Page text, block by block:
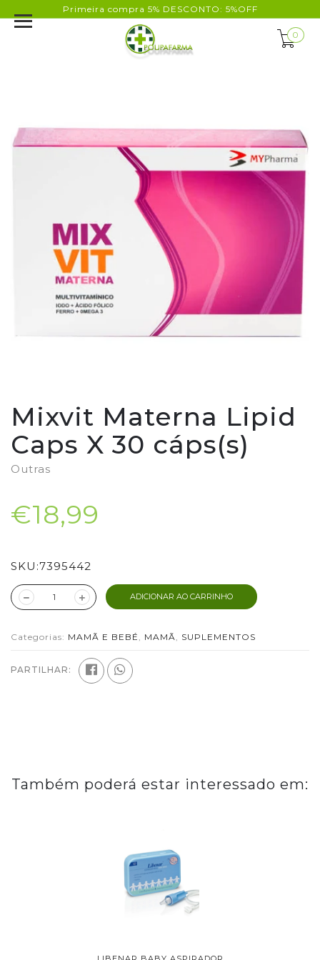
Primeira compra 5% DESCONTO: 5%OFF
0
Mixvit Materna Lipid
Caps X 30 cáps(s)
Outras
€18,99
SKU:7395442
ADICIONAR AO CARRINHO
Categorias: MAMÃ E BEBÉ , MAMÃ, SUPLEMENTOS
PARTILHAR:
Também poderá estar interessado em: